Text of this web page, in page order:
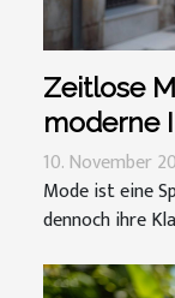
Zeitlose
moderne
10. November
Mode ist eine
dennoch ihre